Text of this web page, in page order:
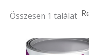
Összesen 1 találat